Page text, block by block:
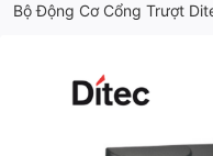
Bộ Động Cơ Cổng Trượt